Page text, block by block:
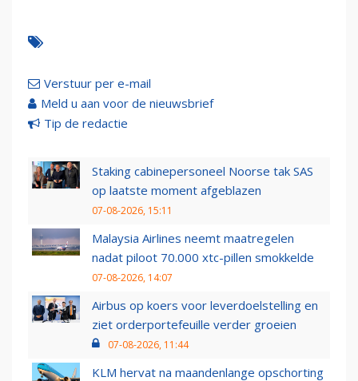
Verstuur per e-mail
Meld u aan voor de nieuwsbrief
Tip de redactie
Staking cabinepersoneel Noorse tak SAS
op laatste moment afgeblazen
07-08-2026, 15:11
Malaysia Airlines neemt maatregelen
nadat piloot 70.000 xtc-pillen smokkelde
07-08-2026, 14:07
Airbus op koers voor leverdoelstelling en
ziet orderportefeuille verder groeien
07-08-2026, 11:44
KLM hervat na maandenlange opschorting